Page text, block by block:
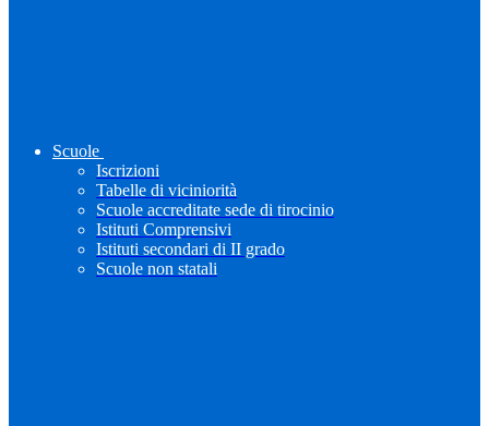
Scuole
Iscrizioni
Tabelle di viciniorità
Scuole accreditate sede di tirocinio
Istituti Comprensivi
Istituti secondari di II grado
Scuole non statali